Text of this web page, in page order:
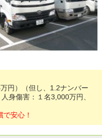
円）（但し、1.2ナンバー
身傷害：１名3,000万円、
安心！